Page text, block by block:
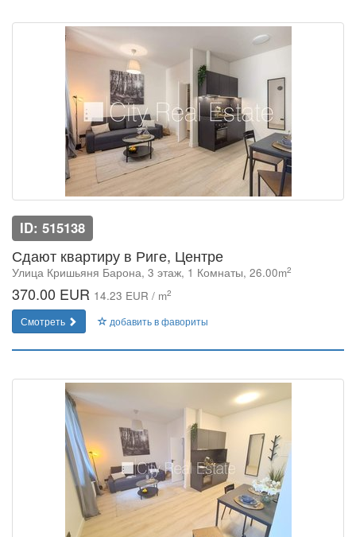
ID: 515138
Сдают квартиру в Риге, Центре
Улица Кришьяня Барона, 3 этаж, 1 Комнаты, 26.00m2
370.00 EUR 14.23 EUR / m2
Смотреть добавить в фавориты